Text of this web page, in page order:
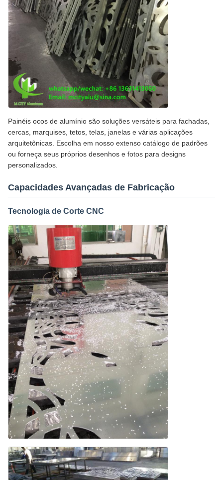
Painéis ocos de alumínio são soluções versáteis para fachadas,
cercas, marquises, tetos, telas, janelas e várias aplicações
arquitetônicas. Escolha em nosso extenso catálogo de padrões
ou forneça seus próprios desenhos e fotos para designs
personalizados.
Capacidades Avançadas de Fabricação
Tecnologia de Corte CNC